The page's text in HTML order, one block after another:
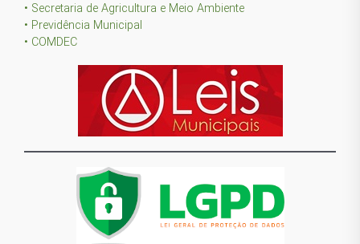
• Secretaria de Agricultura e Meio Ambiente
• Previdência Municipal
• COMDEC